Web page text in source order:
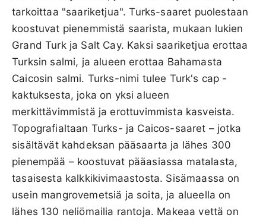
tarkoittaa "saariketjua". Turks-saaret puolestaan
koostuvat pienemmistä saarista, mukaan lukien
Grand Turk ja Salt Cay. Kaksi saariketjua erottaa
Turksin salmi, ja alueen erottaa Bahamasta
Caicosin salmi. Turks-nimi tulee Turk's cap -
kaktuksesta, joka on yksi alueen
merkittävimmistä ja erottuvimmista kasveista.
Topografialtaan Turks- ja Caicos-saaret – jotka
sisältävät kahdeksan pääsaarta ja lähes 300
pienempää – koostuvat pääasiassa matalasta,
tasaisesta kalkkikivimaastosta. Sisämaassa on
usein mangrovemetsiä ja soita, ja alueella on
lähes 130 neliömailia rantoja. Makeaa vettä on